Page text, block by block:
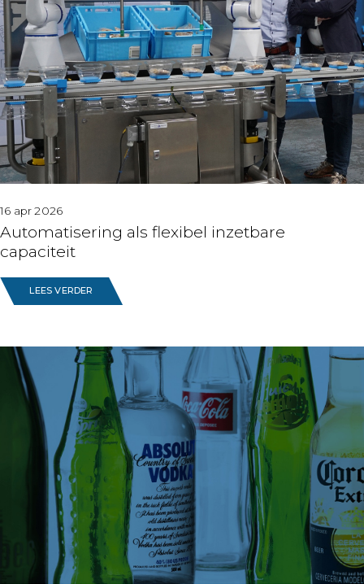
16 apr 2026
Automatisering als flexibel inzetbare
capaciteit
LEES VERDER